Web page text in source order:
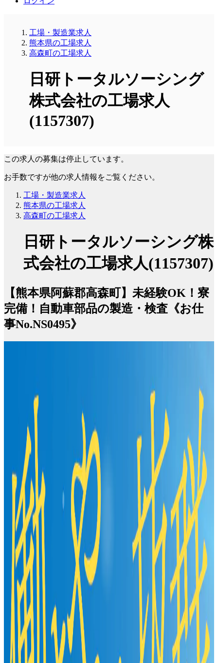
工場・製造業求人
熊本県の工場求人
高森町の工場求人
日研トータルソーシング
株式会社の工場求人
(1157307)
この求人の募集は停止しています。
お手数ですが他の求人情報をご覧ください。
工場・製造業求人
熊本県の工場求人
高森町の工場求人
日研トータルソーシング株
式会社の工場求人(1157307)
【熊本県阿蘇郡高森町】未経験OK！寮
完備！自動車部品の製造・検査《お仕
事No.NS0495》